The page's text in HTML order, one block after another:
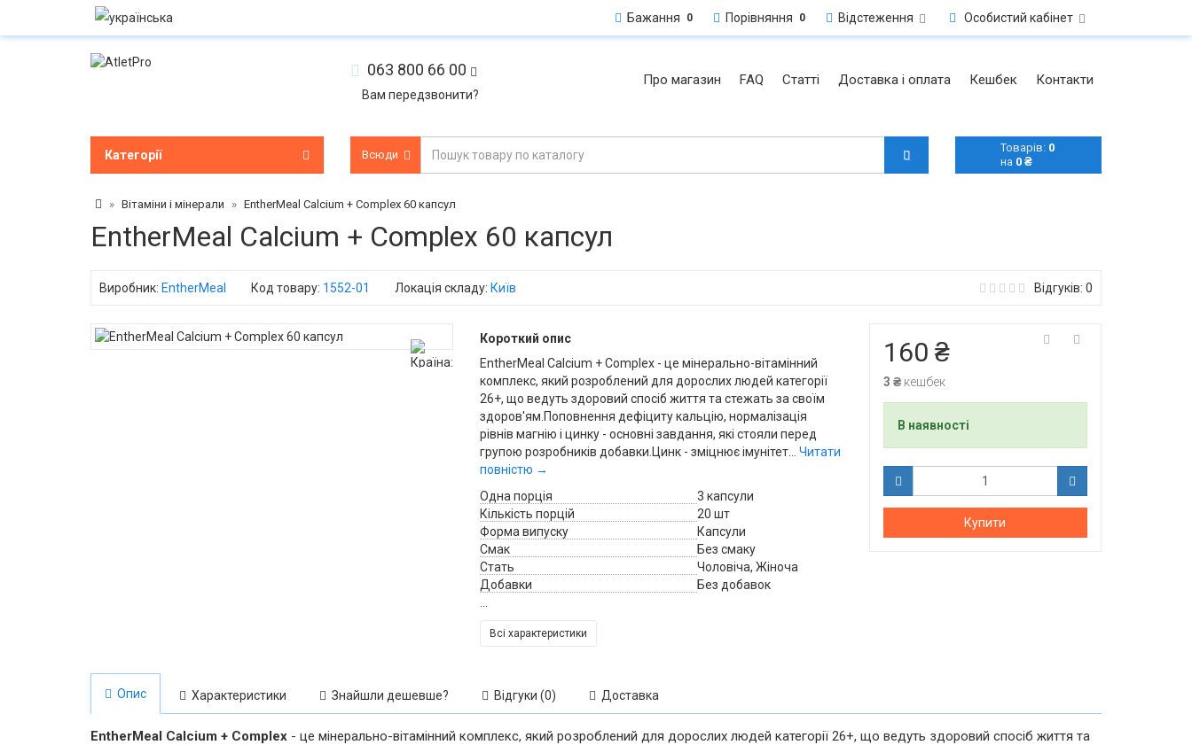
Особистий кабінет
Відстеження
Бажання 0 Порівняння 0
063 800 66 00
Вам передзвонити?
Про магазин FAQ Статті Доставка і оплата Кешбек Контакти
Всюди
Товарів: 0
на 0 ₴
Категорії
Вітаміни і мінерали EntherMeal Calcium + Complex 60 капсул
EntherMeal Calcium + Complex 60 капсул
Виробник: EntherMeal Код товару: 1552-01 Локація складу: Київ Відгуків: 0
Короткий опис
EntherMeal Calcium + Complex - це мінерально-вітамінний
комплекс, який розроблений для дорослих людей категорії
26+, що ведуть здоровий спосіб життя та стежать за своїм
здоров'ям.Поповнення дефіциту кальцію, нормалізація
рівнів магнію і цинку - основні завдання, які стояли перед
групою розробників добавки.Цинк - зміцнює імунітет... Читати
повністю →
Одна порція
3 капсули
Кількість порцій
20 шт
Форма випуску
Капсули
Смак
Без смаку
Стать
Чоловіча, Жіноча
Добавки
Без добавок
Всі характеристики
160 ₴
3 ₴ кешбек
В наявності
Купити
Опис Характеристики Знайшли дешевше? Відгуки (0) Доставка
EntherMeal Calcium + Complex - це мінерально-вітамінний комплекс, який розроблений для дорослих людей категорії 26+, що ведуть здоровий спосіб життя та